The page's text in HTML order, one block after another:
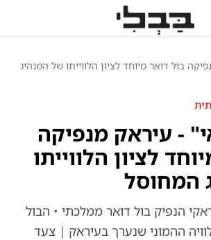
בול דואר מיוחד לציון הלווייתו של המנהיג
- עיראק מנפיקה
לציון הלווייתו
המחוסל
הנפיק בול דואר ממלכתי • הבול
ההמוני שנערך בעיראק | צעד